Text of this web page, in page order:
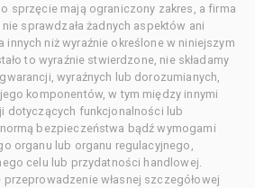
sprzęcie mają ograniczony zakres, a firma
sprawdzała żadnych aspektów ani
innych niż wyraźnie określone w niniejszym
to wyraźnie stwierdzone, nie składamy
wyraźnych lub dorozumianych,
komponentów, w tym między innymi
dotyczących funkcjonalności lub
bezpieczeństwa bądź wymogami
organu lub organu regulacyjnego,
celu lub przydatności handlowej.
własnej szczegółowej